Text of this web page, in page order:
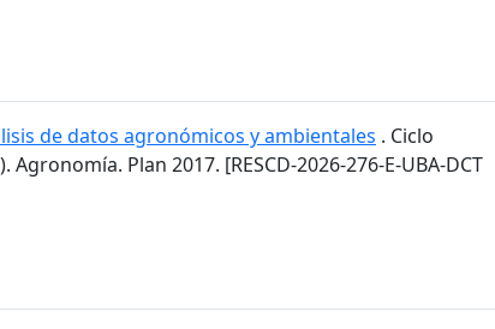
de datos agronómicos y ambientales . Ciclo
Plan 2017. [RESCD-2026-276-E-UBA-DCT